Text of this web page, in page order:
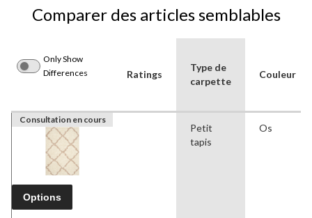
Comparer des articles semblables
Only Show
Differences
Ratings
Type de
carpette
Couleur
Consultation en cours
Options
Petit
tapis
Os